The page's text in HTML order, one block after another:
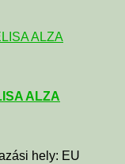
ALZA
hely: EU